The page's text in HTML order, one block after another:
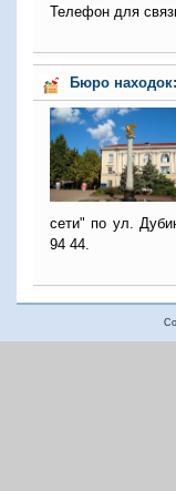
Телефон для
Бюро
сети" по ул.
94 44.